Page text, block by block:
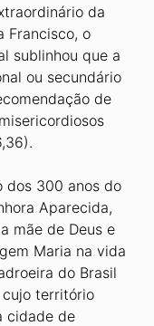
da
Francisco, o
sublinhou que a
ou secundário
de
dos 300 anos do
Aparecida,
mãe de Deus e
Maria na vida
do Brasil
cujo território
cidade de